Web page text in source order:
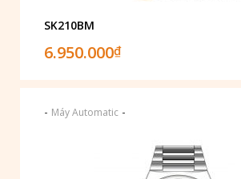
SK210BM
6.950.000₫
- Máy Automatic -